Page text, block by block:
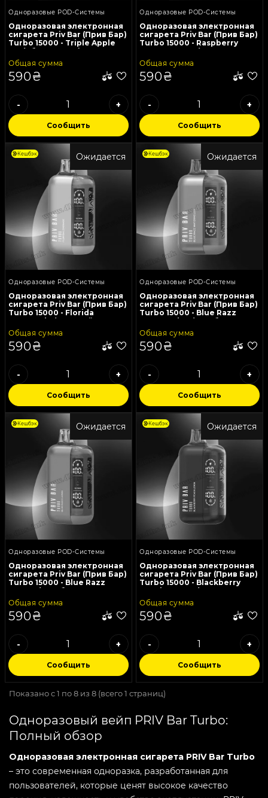
Одноразовые POD-Системы
Одноразовая электронная
сигарета Priv Bar (Прив Бар)
Turbo 15000 - Triple Apple
Ice (Яблоко, Лед)
Общая сумма
590₴
- +
Сообщить
Одноразовые POD-Системы
Одноразовая электронная
сигарета Priv Bar (Прив Бар)
Turbo 15000 - Raspberry
Pomegranate (Малина,
Гранат)
Общая сумма
590₴
- +
Сообщить
Ожидается
Кешбэк
Одноразовые POD-Системы
Одноразовая электронная
сигарета Priv Bar (Прив Бар)
Turbo 15000 - Florida
Lemonade (Сладкий Цитрус,
Лимонад)
Общая сумма
590₴
- +
Сообщить
Ожидается
Кешбэк
Одноразовые POD-Системы
Одноразовая электронная
сигарета Priv Bar (Прив Бар)
Turbo 15000 - Blue Razz
Watermelon (Голубика,
Малина, Арбуз)
Общая сумма
590₴
- +
Сообщить
Ожидается
Кешбэк
Одноразовые POD-Системы
Одноразовая электронная
сигарета Priv Bar (Прив Бар)
Turbo 15000 - Blue Razz
Lemon (Голубика, Малина,
Лимон)
Общая сумма
590₴
- +
Сообщить
Ожидается
Кешбэк
Одноразовые POD-Системы
Одноразовая электронная
сигарета Priv Bar (Прив Бар)
Turbo 15000 - Blackberry
Peach Lemon (Ежевика,
Персик, Лимон)
Общая сумма
590₴
- +
Сообщить
Показано с 1 по 8 из 8 (всего 1 страниц)
Одноразовый вейп PRIV Bar Turbo:
Полный обзор
Одноразовая электронная сигарета PRIV Bar Turbo
– это современная одноразка, разработанная для
пользователей, которые ценят высокое качество